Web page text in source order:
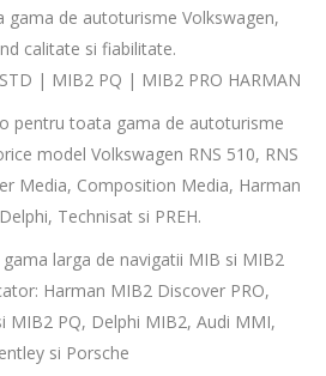
gama de autoturisme Volkswagen,
calitate si fiabilitate.
| MIB2 PQ | MIB2 PRO HARMAN
pentru toata gama de autoturisme
model Volkswagen RNS 510, RNS
Media, Composition Media, Harman
Technisat si PREH.
larga de navigatii MIB si MIB2
Harman MIB2 Discover PRO,
MIB2 PQ, Delphi MIB2, Audi MMI,
si Porsche